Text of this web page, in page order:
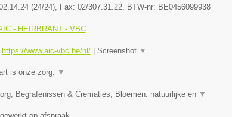
(24/24), Fax: 02/307.31.22, BTW-nr: BE0456099938
- HEIRBRANT - VBC
https://www.aic-vbc.be/nl/| Screenshot ▼
is onze zorg. ▼
Begrafenissen & Crematies, Bloemen: natuurlijke en ▼